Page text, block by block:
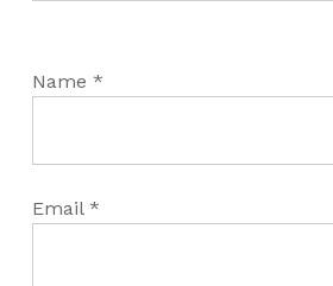
Name *
Email *